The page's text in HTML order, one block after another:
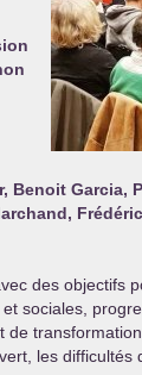
Garcia,
des objectifs
sociales,
les